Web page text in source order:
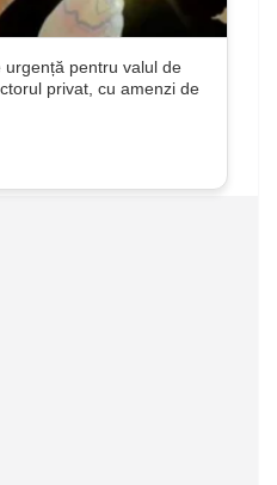
pentru valul de
privat, cu amenzi de